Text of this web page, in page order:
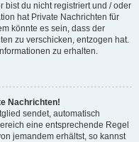
bist du nicht registriert und / oder
hat Private Nachrichten für
könnte es sein, dass der
zu verschicken, entzogen hat.
zu erhalten.
Nachrichten!
sendet, automatisch
eine entsprechende Regel
jemandem erhältst, so kannst